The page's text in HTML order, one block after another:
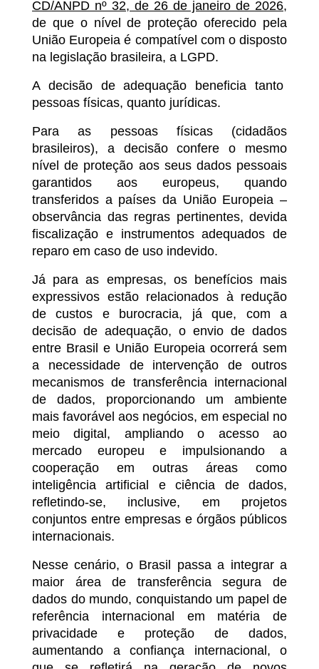
CD/ANPD nº 32, de 26 de janeiro de 2026,
de que o nível de proteção oferecido pela
União Europeia é compatível com o disposto
na legislação brasileira, a LGPD.
A decisão de adequação beneficia tanto
pessoas físicas, quanto jurídicas.
Para as pessoas físicas (cidadãos
brasileiros), a decisão confere o mesmo
nível de proteção aos seus dados pessoais
garantidos aos europeus, quando
transferidos a países da União Europeia –
observância das regras pertinentes, devida
fiscalização e instrumentos adequados de
reparo em caso de uso indevido.
Já para as empresas, os benefícios mais
expressivos estão relacionados à redução
de custos e burocracia, já que, com a
decisão de adequação, o envio de dados
entre Brasil e União Europeia ocorrerá sem
a necessidade de intervenção de outros
mecanismos de transferência internacional
de dados, proporcionando um ambiente
mais favorável aos negócios, em especial no
meio digital, ampliando o acesso ao
mercado europeu e impulsionando a
cooperação em outras áreas como
inteligência artificial e ciência de dados,
refletindo-se, inclusive, em projetos
conjuntos entre empresas e órgãos públicos
internacionais.
Nesse cenário, o Brasil passa a integrar a
maior área de transferência segura de
dados do mundo, conquistando um papel de
referência internacional em matéria de
privacidade e proteção de dados,
aumentando a confiança internacional, o